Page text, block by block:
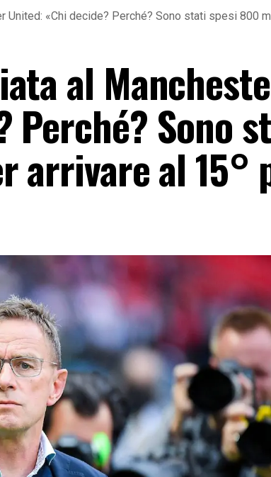
United: «Chi decide? Perché? Sono stati spesi 800
al
Perché? Sono
arrivare al 15°